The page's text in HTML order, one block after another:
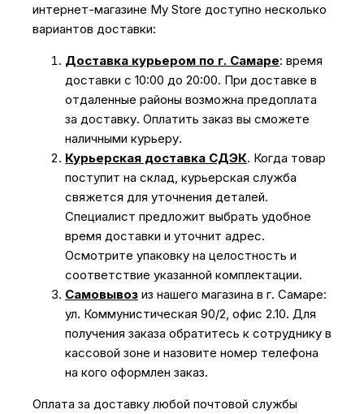
интернет-магазине My Store доступно несколько
вариантов доставки:
Доставка курьером по г. Самаре: время
доставки с 10:00 до 20:00. При доставке в
отдаленные районы возможна предоплата
за доставку. Оплатить заказ вы сможете
наличными курьеру.
Курьерская доставка СДЭК. Когда товар
поступит на склад, курьерская служба
свяжется для уточнения деталей.
Специалист предложит выбрать удобное
время доставки и уточнит адрес.
Осмотрите упаковку на целостность и
соответствие указанной комплектации.
Самовывоз из нашего магазина в г. Самаре:
ул. Коммунистическая 90/2, офис 2.10. Для
получения заказа обратитесь к сотруднику в
кассовой зоне и назовите номер телефона
на кого оформлен заказ.
Оплата за доставку любой почтовой службы